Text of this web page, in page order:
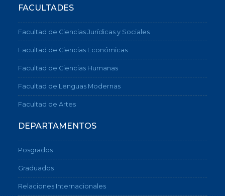
FACULTADES
Facultad de Ciencias Jurídicas y Sociales
Facultad de Ciencias Económicas
Facultad de Ciencias Humanas
Facultad de Lenguas Modernas
Facultad de Artes
DEPARTAMENTOS
Posgrados
Graduados
Relaciones Internacionales